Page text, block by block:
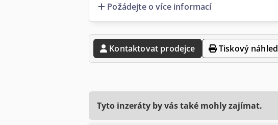
Požádejte o více informací
Kontaktovat prodejce Tiskový náhled
Tyto inzeráty by vás také mohly zajímat.